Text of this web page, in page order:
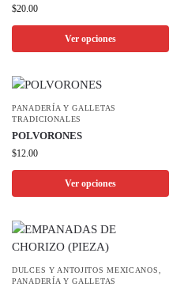
$20.00
Ver opciones
PANADERÍA Y GALLETAS
TRADICIONALES
POLVORONES
$12.00
Ver opciones
DULCES Y ANTOJITOS MEXICANOS
PANADERÍA Y GALLETAS